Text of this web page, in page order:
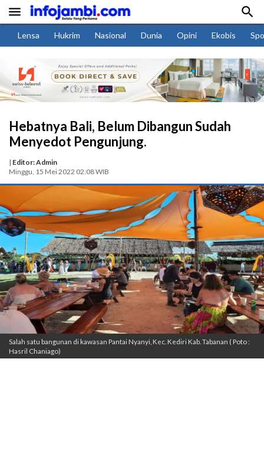
 
Lensa Hukrim Nasional Dunia Opini Ekobis
Hebatnya Bali, Belum Dibangun Sudah
Menyedot Pengunjung.
| Editor: Admin
Minggu, 15 Mei 2022 02:08 WIB
Salah satu bangunan di kawasan Pantai Nyanyi, Kec. Kediri Kab. Tabanan ( Poto :
Hasril Chaniago)